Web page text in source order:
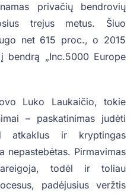
privačių bendrovių
trejus metus. Šiuo
net 615 proc., o 2015
bendrą „Inc.5000 Europe
Luko Laukaičio, tokie
– paskatinimas judėti
atkaklus ir kryptingas
nepastebėtas. Pirmavimas
todėl ir toliau
padėjusius veržtis